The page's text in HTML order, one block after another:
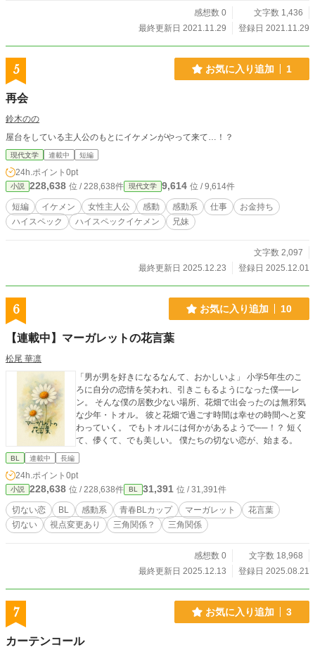
感想数 0
文字数 1,436
最終更新日 2021.11.29
登録日 2021.11.29
5 お気に入り追加 1
再会
鈴木のの
屋台をしている主人公のもとにイケメンがやって来て…！？
現代文学 連載中 短編
24h.ポイント 0pt
小説 228,638 位 / 228,638件 現代文学 9,614 位 / 9,614件
短編 イケメン 女性主人公 感動 感動系 仕事
お金持ち
ハイスペック
ハイスペックイケメン 兄妹
文字数 2,097
最終更新日 2025.12.23
登録日 2025.12.01
6 お気に入り追加 10
【連載中】マーガレットの花言葉
松尾 華凛
「男が男を好きになるなんて、おかしいよ」 小学5年生のこ
ろに自分の恋情を笑われ、引きこもるようになった僕──レ
ン。 そんな僕の居数少ない場所、花畑で出会ったのは無邪気
な少年・トオル。 彼と花畑で過ごす時間は幸せの時間へと変
わっていく。 でもトオルには何かがあるようで──！？ 短く
て、儚くて、でも美しい。 僕たちの切ない恋が、始まる。
BL 連載中 長編
24h.ポイント 0pt
小説 228,638 位 / 228,638件 BL 31,391 位 / 31,391件
切ない恋 BL 感動系 青春BLカップ​ マーガレット
花言葉
切ない
視点変更あり 三角関係？ 三角関係
感想数 0
文字数 18,968
最終更新日 2025.12.13
登録日 2025.08.21
7 お気に入り追加 3
カーテンコール